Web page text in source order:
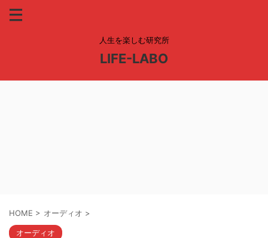
人生を楽しむ研究所
LIFE-LABO
HOME > オーディオ >
オーディオ